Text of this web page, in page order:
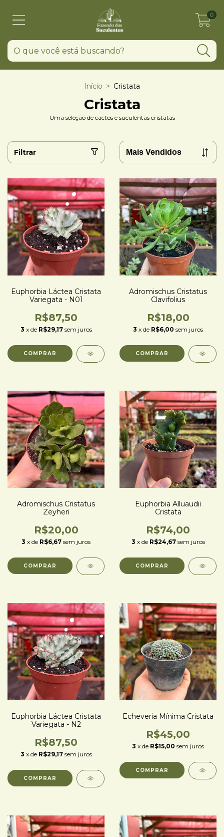
0
Início > Cristata
Cristata
Uma seleção de cactos e suculentas cristatas
Filtrar
Euphorbia Láctea Cristata
Variegata - N01
R$87,50
3 x de R$29,17 sem juros
Adromischus Cristatus
Clavifolius
R$18,00
3 x de R$6,00 sem juros
Adromischus Cristatus
Zeyheri
R$20,00
3 x de R$6,67 sem juros
Euphorbia Alluaudii
Cristata
R$74,00
3 x de R$24,67 sem juros
Euphorbia Láctea Cristata
Variegata - N2
R$87,50
3 x de R$29,17 sem juros
Echeveria Mínima Cristata
R$45,00
3 x de R$15,00 sem juros